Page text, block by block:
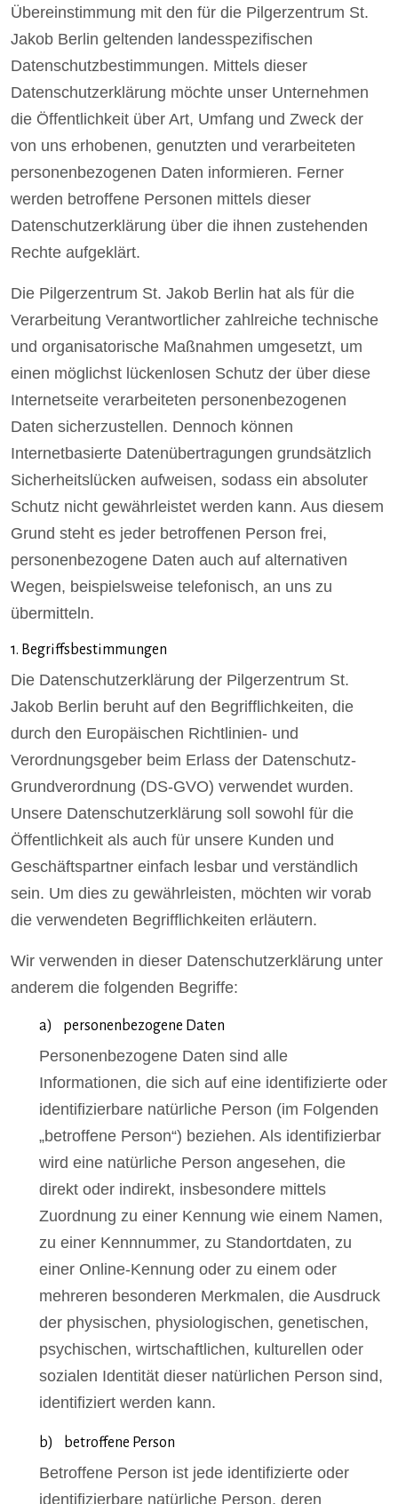
Übereinstimmung mit den für die Pilgerzentrum St.
Jakob Berlin geltenden landesspezifischen
Datenschutzbestimmungen. Mittels dieser
Datenschutzerklärung möchte unser Unternehmen
die Öffentlichkeit über Art, Umfang und Zweck der
von uns erhobenen, genutzten und verarbeiteten
personenbezogenen Daten informieren. Ferner
werden betroffene Personen mittels dieser
Datenschutzerklärung über die ihnen zustehenden
Rechte aufgeklärt.
Die Pilgerzentrum St. Jakob Berlin hat als für die
Verarbeitung Verantwortlicher zahlreiche technische
und organisatorische Maßnahmen umgesetzt, um
einen möglichst lückenlosen Schutz der über diese
Internetseite verarbeiteten personenbezogenen
Daten sicherzustellen. Dennoch können
Internetbasierte Datenübertragungen grundsätzlich
Sicherheitslücken aufweisen, sodass ein absoluter
Schutz nicht gewährleistet werden kann. Aus diesem
Grund steht es jeder betroffenen Person frei,
personenbezogene Daten auch auf alternativen
Wegen, beispielsweise telefonisch, an uns zu
übermitteln.
1. Begriffsbestimmungen
Die Datenschutzerklärung der Pilgerzentrum St.
Jakob Berlin beruht auf den Begrifflichkeiten, die
durch den Europäischen Richtlinien- und
Verordnungsgeber beim Erlass der Datenschutz-
Grundverordnung (DS-GVO) verwendet wurden.
Unsere Datenschutzerklärung soll sowohl für die
Öffentlichkeit als auch für unsere Kunden und
Geschäftspartner einfach lesbar und verständlich
sein. Um dies zu gewährleisten, möchten wir vorab
die verwendeten Begrifflichkeiten erläutern.
Wir verwenden in dieser Datenschutzerklärung unter
anderem die folgenden Begriffe:
a) personenbezogene Daten
Personenbezogene Daten sind alle
Informationen, die sich auf eine identifizierte oder
identifizierbare natürliche Person (im Folgenden
„betroffene Person“) beziehen. Als identifizierbar
wird eine natürliche Person angesehen, die
direkt oder indirekt, insbesondere mittels
Zuordnung zu einer Kennung wie einem Namen,
zu einer Kennnummer, zu Standortdaten, zu
einer Online-Kennung oder zu einem oder
mehreren besonderen Merkmalen, die Ausdruck
der physischen, physiologischen, genetischen,
psychischen, wirtschaftlichen, kulturellen oder
sozialen Identität dieser natürlichen Person sind,
identifiziert werden kann.
b) betroffene Person
Betroffene Person ist jede identifizierte oder
identifizierbare natürliche Person, deren